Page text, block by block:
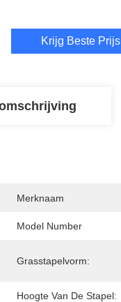
Krijg Beste Prijs
Merknaam
Model Number
Grasstapelvorm:
Hoogte Van De Stapel: